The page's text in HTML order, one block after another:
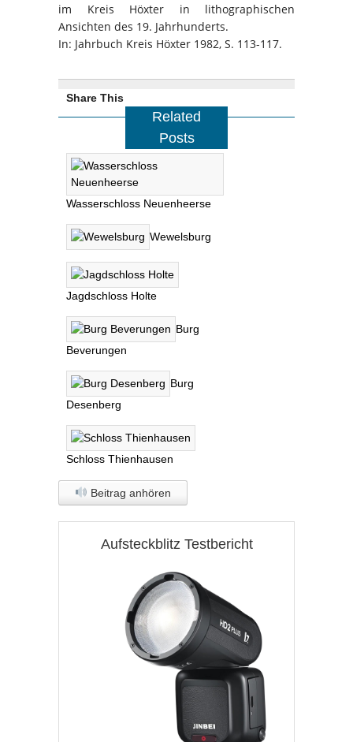
im Kreis Höxter in lithographischen
Ansichten des 19. Jahrhunderts.
In: Jahrbuch Kreis Höxter 1982, S. 113-117.
Share This
Related
Posts
Wasserschloss Neuenheerse
Wewelsburg
Jagdschloss Holte
Burg
Beverungen
Burg
Desenberg
Schloss Thienhausen
Beitrag anhören
Aufsteckblitz Testbericht